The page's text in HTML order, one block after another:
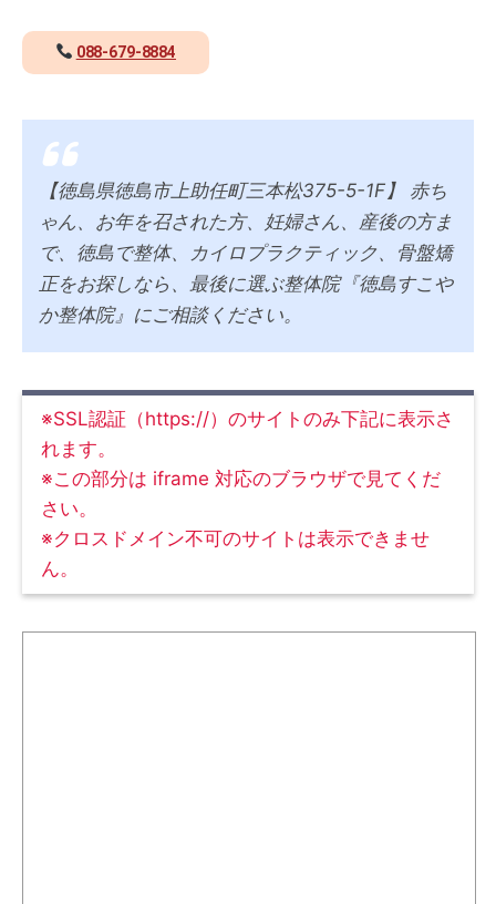
088-679-8884
【徳島県徳島市上助任町三本松375-5-1F】 赤ち
ゃん、お年を召された方、妊婦さん、産後の方ま
で、徳島で整体、カイロプラクティック、骨盤矯
正をお探しなら、最後に選ぶ整体院『徳島すこや
か整体院』にご相談ください。
※SSL認証（https://）のサイトのみ下記に表示さ
れます。
※この部分は iframe 対応のブラウザで見てくだ
さい。
※クロスドメイン不可のサイトは表示できませ
ん。